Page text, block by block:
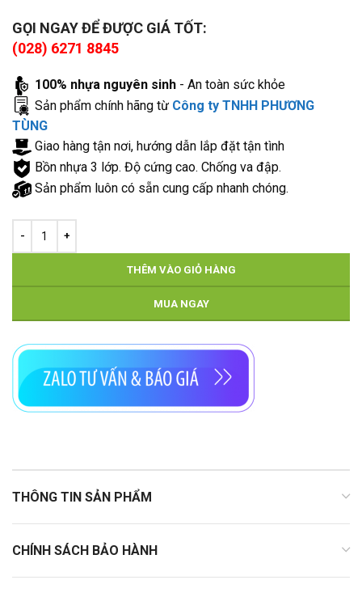
GỌI NGAY ĐỂ ĐƯỢC GIÁ TỐT:
(028) 6271 8845
100% nhựa nguyên sinh - An toàn sức khỏe
Sản phẩm chính hãng từ Công ty TNHH PHƯƠNG
TÙNG
Giao hàng tận nơi, hướng dẫn lắp đặt tận tình
Bồn nhựa 3 lớp. Độ cứng cao. Chống va đập.
Sản phẩm luôn có sẵn cung cấp nhanh chóng.
THÊM VÀO GIỎ HÀNG
MUA NGAY
THÔNG TIN SẢN PHẨM
CHÍNH SÁCH BẢO HÀNH